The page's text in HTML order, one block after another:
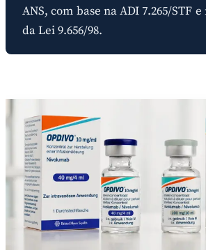
ANS, com base na ADI 7.265/STF
da Lei 9.656/98.